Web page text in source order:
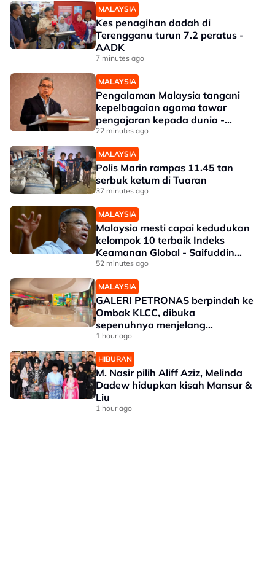
MALAYSIA
Kes penagihan dadah di
Terengganu turun 7.2 peratus -
AADK
7 minutes ago
MALAYSIA
Pengalaman Malaysia tangani
kepelbagaian agama tawar
pengajaran kepada dunia -
Aaron
22 minutes ago
MALAYSIA
Polis Marin rampas 11.45 tan
serbuk ketum di Tuaran
37 minutes ago
MALAYSIA
Malaysia mesti capai kedudukan
kelompok 10 terbaik Indeks
Keamanan Global - Saifuddin
Nasution
52 minutes ago
MALAYSIA
GALERI PETRONAS berpindah ke
Ombak KLCC, dibuka
sepenuhnya menjelang
penghujung 2027
1 hour ago
HIBURAN
M. Nasir pilih Aliff Aziz, Melinda
Dadew hidupkan kisah Mansur &
Liu
1 hour ago